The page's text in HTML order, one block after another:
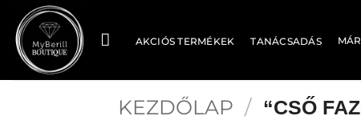
Skip
to
content
AKCIÓS TERMÉKEK TANÁCSADÁS
KEZDŐLAP / “CSŐ